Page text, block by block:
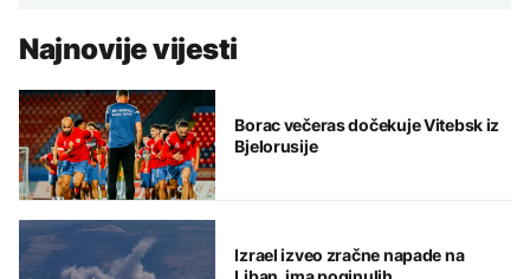
Najnovije vijesti
Borac večeras dočekuje Vitebsk iz
Bjelorusije
Izrael izveo zračne napade na